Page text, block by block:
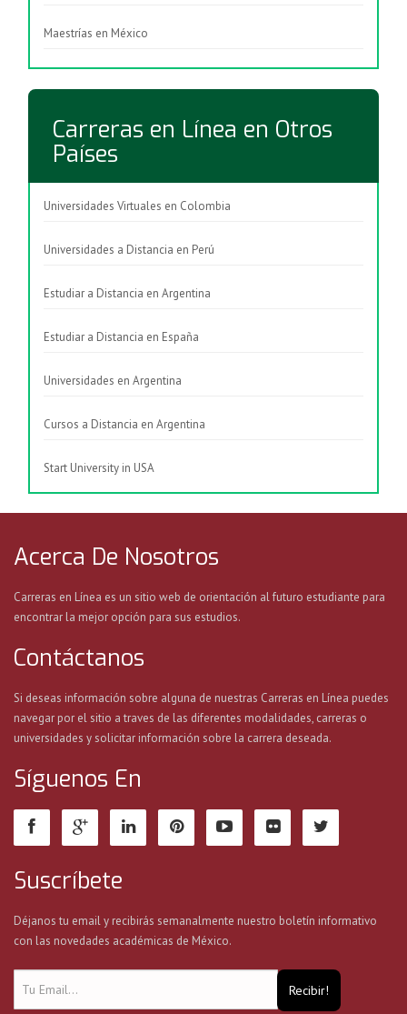
Maestrías en México
Carreras en Línea en Otros
Países
Universidades Virtuales en Colombia
Universidades a Distancia en Perú
Estudiar a Distancia en Argentina
Estudiar a Distancia en España
Universidades en Argentina
Cursos a Distancia en Argentina
Start University in USA
Acerca De Nosotros
Carreras en Línea es un sitio web de orientación al futuro estudiante para
encontrar la mejor opción para sus estudios.
Contáctanos
Si deseas información sobre alguna de nuestras Carreras en Línea puedes
navegar por el sitio a traves de las diferentes modalidades, carreras o
universidades y solicitar información sobre la carrera deseada.
Síguenos En
Suscríbete
Déjanos tu email y recibirás semanalmente nuestro boletín informativo
con las novedades académicas de México.
Recibir!